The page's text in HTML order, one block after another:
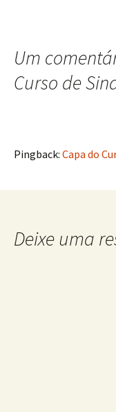
posts
Um
Curso de
Pingback: Capa do
Deixe uma